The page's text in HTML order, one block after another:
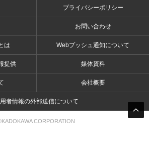
プライバシーポリシー
お問い合わせ
は Webプッシュ通知について
提供 媒体資料
会社概要
者情報の外部送信について
CORPORATION